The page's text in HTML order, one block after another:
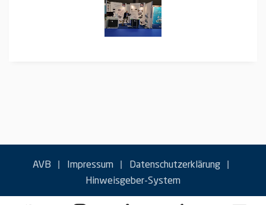
AVB Impressum Datenschutzerklärung
Hinweisgeber-System